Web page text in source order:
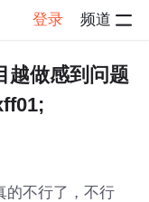
登录 频道
越做感到问题
的不行了，不行